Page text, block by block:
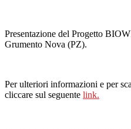
Presentazione del Progetto
Grumento Nova (PZ).
Per ulteriori informazioni e per
cliccare sul seguente link.